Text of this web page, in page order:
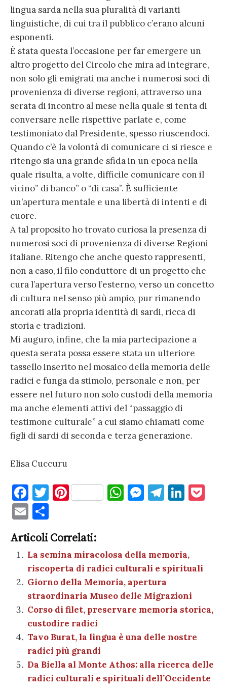
lingua sarda nella sua pluralità di varianti
linguistiche, di cui tra il pubblico c’erano alcuni
esponenti.
È stata questa l’occasione per far emergere un
altro progetto del Circolo che mira ad integrare,
non solo gli emigrati ma anche i numerosi soci di
provenienza di diverse regioni, attraverso una
serata di incontro al mese nella quale si tenta di
conversare nelle rispettive parlate e, come
testimoniato dal Presidente, spesso riuscendoci.
Quando c’è la volontà di comunicare ci si riesce e
ritengo sia una grande sfida in un epoca nella
quale risulta, a volte, difficile comunicare con il
vicino” di banco” o “di casa”. È sufficiente
un’apertura mentale e una libertà di intenti e di
cuore.
A tal proposito ho trovato curiosa la presenza di
numerosi soci di provenienza di diverse Regioni
italiane. Ritengo che anche questo rappresenti,
non a caso, il filo conduttore di un progetto che
cura l’apertura verso l’esterno, verso un concetto
di cultura nel senso più ampio, pur rimanendo
ancorati alla propria identità di sardi, ricca di
storia e tradizioni.
Mi auguro, infine, che la mia partecipazione a
questa serata possa essere stata un ulteriore
tassello inserito nel mosaico della memoria delle
radici e funga da stimolo, personale e non, per
essere nel futuro non solo custodi della memoria
ma anche elementi attivi del “passaggio di
testimone culturale” a cui siamo chiamati come
figli di sardi di seconda e terza generazione.
Elisa Cuccuru
F
a
c
e
b
o
o
k
T
te
r
Pi
es
t
W
A
p
p
M
g
er
T
a
m
Li
dI
n
E
m
ai
l
n
di
vi
di
Articoli Correlati:
La semina miracolosa della memoria,
riscoperta di radici culturali e spirituali
Giorno della Memoria, apertura
straordinaria Museo delle Migrazioni
Corso di filet, preservare memoria storica,
custodire radici
Tavo Burat, la lingua è una delle nostre
radici più grandi
Da Biella al Monte Athos: alla ricerca delle
radici culturali e spirituali dell’Occidente